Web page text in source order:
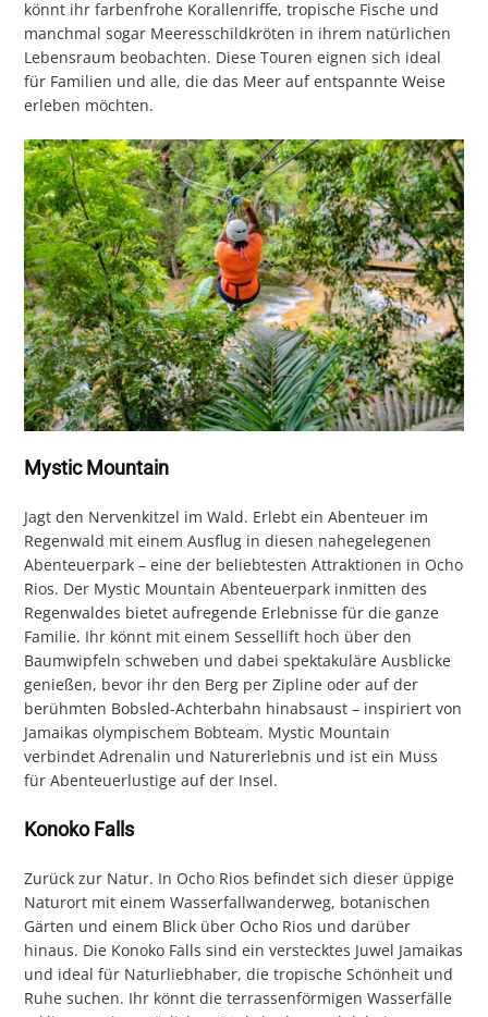
könnt ihr farbenfrohe Korallenriffe, tropische Fische und
manchmal sogar Meeresschildkröten in ihrem natürlichen
Lebensraum beobachten. Diese Touren eignen sich ideal
für Familien und alle, die das Meer auf entspannte Weise
erleben möchten.
Mystic Mountain
Jagt den Nervenkitzel im Wald. Erlebt ein Abenteuer im
Regenwald mit einem Ausflug in diesen nahegelegenen
Abenteuerpark – eine der beliebtesten Attraktionen in Ocho
Rios. Der Mystic Mountain Abenteuerpark inmitten des
Regenwaldes bietet aufregende Erlebnisse für die ganze
Familie. Ihr könnt mit einem Sessellift hoch über den
Baumwipfeln schweben und dabei spektakuläre Ausblicke
genießen, bevor ihr den Berg per Zipline oder auf der
berühmten Bobsled-Achterbahn hinabsaust – inspiriert von
Jamaikas olympischem Bobteam. Mystic Mountain
verbindet Adrenalin und Naturerlebnis und ist ein Muss
für Abenteuerlustige auf der Insel.
Konoko Falls
Zurück zur Natur. In Ocho Rios befindet sich dieser üppige
Naturort mit einem Wasserfallwanderweg, botanischen
Gärten und einem Blick über Ocho Rios und darüber
hinaus. Die Konoko Falls sind ein verstecktes Juwel Jamaikas
und ideal für Naturliebhaber, die tropische Schönheit und
Ruhe suchen. Ihr könnt die terrassenförmigen Wasserfälle